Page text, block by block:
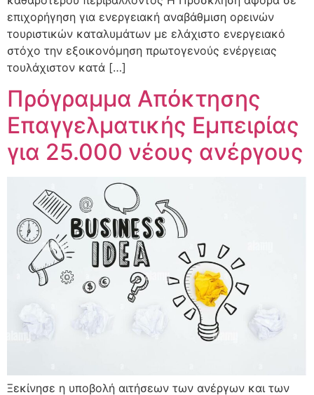
επιχορήγηση για ενεργειακή αναβάθμιση ορεινών
τουριστικών καταλυμάτων με ελάχιστο ενεργειακό
στόχο την εξοικονόμηση πρωτογενούς ενέργειας
τουλάχιστον κατά […]
Πρόγραμμα Απόκτησης
Επαγγελματικής Εμπειρίας
για 25.000 νέους ανέργους
Ξεκίνησε η υποβολή αιτήσεων των ανέργων και των